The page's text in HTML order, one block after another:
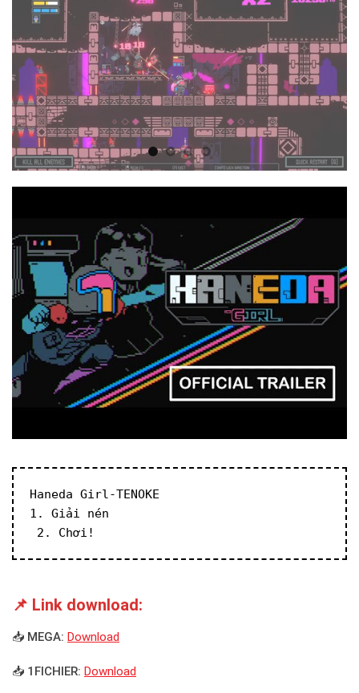
Haneda Girl-TENOKE
1. Giải nén
2. Chơi!
📌 Link download:
📥 MEGA: Download
📥 1FICHIER: Download